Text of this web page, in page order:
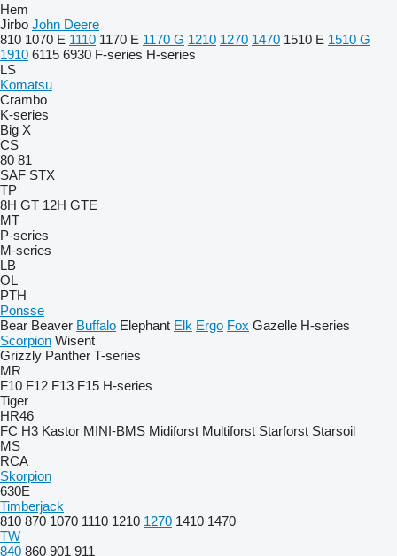
Hem
Jirbo John Deere
810 1070 E 1110 1170 E 1170 G 1210 1270 1470 1510 E 1510 G
1910 6115 6930 F-series H-series
LS
Komatsu
Crambo
K-series
Big X
CS
80 81
SAF STX
TP
8H GT 12H GTE
MT
P-series
M-series
LB
OL
PTH
Ponsse
Bear Beaver Buffalo Elephant Elk Ergo Fox Gazelle H-series
Scorpion Wisent
Grizzly Panther T-series
MR
F10 F12 F13 F15 H-series
Tiger
HR46
FC H3 Kastor MINI-BMS Midiforst Multiforst Starforst Starsoil
MS
RCA
Skorpion
630E
Timberjack
810 870 1070 1110 1210 1270 1410 1470
TW
840 860 901 911